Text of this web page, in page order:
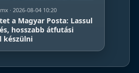
· 2026-08-04 10:20
a Magyar Posta: Lassul
hosszabb átfutási
készülni